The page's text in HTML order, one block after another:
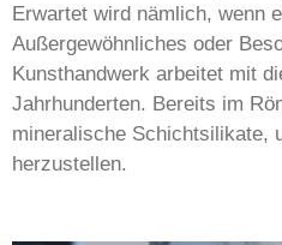
Erwartet wird nämlich, wenn
Außergewöhnliches oder
Kunsthandwerk arbeitet mit
Jahrhunderten. Bereits im
mineralische Schichtsilikate,
herzustellen.